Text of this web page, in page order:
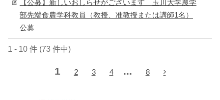
【公募】新しいおしらせがございます 玉川大学農学
部先端食農学科教員（教授、准教授または講師1名）
公募
1 - 10 件 (73 件中)
1 2 3 4 ... 8